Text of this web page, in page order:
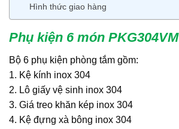
Hình thức giao hàng
Phụ kiện 6 món PKG304VM
Bộ 6 phụ kiện phòng tắm gồm:
1. Kệ kính inox 304
2. Lô giấy vệ sinh inox 304
3. Giá treo khăn kép inox 304
4. Kệ đựng xà bông inox 304